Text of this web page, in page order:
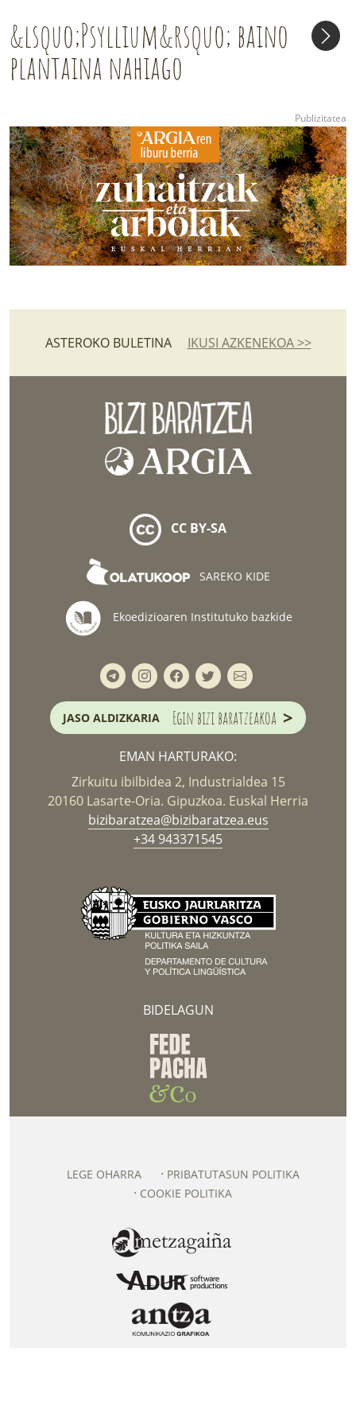
&lsquo;Psyllium&rsquo; baino
plantaina nahiago
ASTEROKO BULETINA IKUSI AZKENEKOA >>
CC BY-SA
SAREKO KIDE
Ekoedizioaren Institutuko bazkide
JASO ALDIZKARIA Egin bizi baratzeakoa >
EMAN HARTURAKO:
Zirkuitu ibilbidea 2, Industrialdea 15
20160 Lasarte-Oria. Gipuzkoa. Euskal Herria
bizibaratzea@bizibaratzea.eus
+34 943371545
BIDELAGUN
LEGE OHARRA
PRIBATUTASUN POLITIKA
COOKIE POLITIKA